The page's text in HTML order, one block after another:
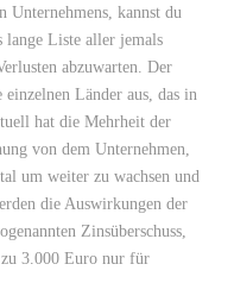
Unternehmens, kannst du
lange Liste aller jemals
abzuwarten. Der
Länder aus, das in
hat die Mehrheit der
von dem Unternehmen,
um weiter zu wachsen und
die Auswirkungen der
Zinsüberschuss,
3.000 Euro nur für